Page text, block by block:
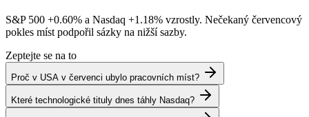
S&P 500 +0.60% a Nasdaq +1.18% vzrostly. Nečekaný červencový
pokles míst podpořil sázky na nižší sazby.
Zeptejte se na to
Proč v USA v červenci ubylo pracovních míst?
Které technologické tituly dnes táhly Nasdaq?